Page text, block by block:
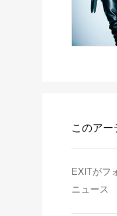
このア
EXITがフ
ニュース